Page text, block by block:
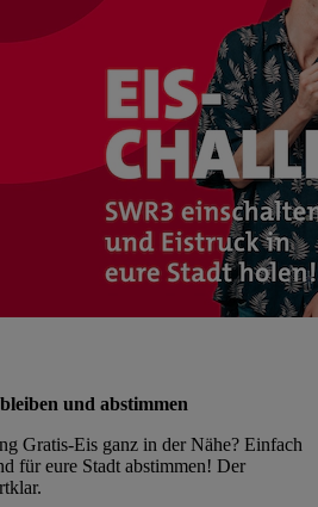
und abstimmen
Gratis-Eis ganz in der Nähe? Einfach
für eure Stadt abstimmen! Der